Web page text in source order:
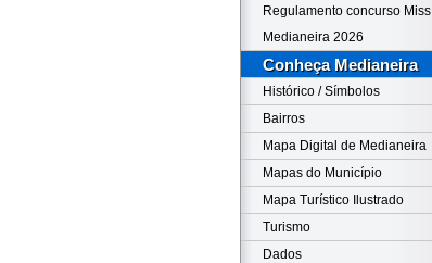
Regulamento concurso Miss
Medianeira 2026
Conheça Medianeira
Histórico / Símbolos
Bairros
Mapa Digital de Medianeira
Mapas do Município
Mapa Turístico Ilustrado
Turismo
Dados